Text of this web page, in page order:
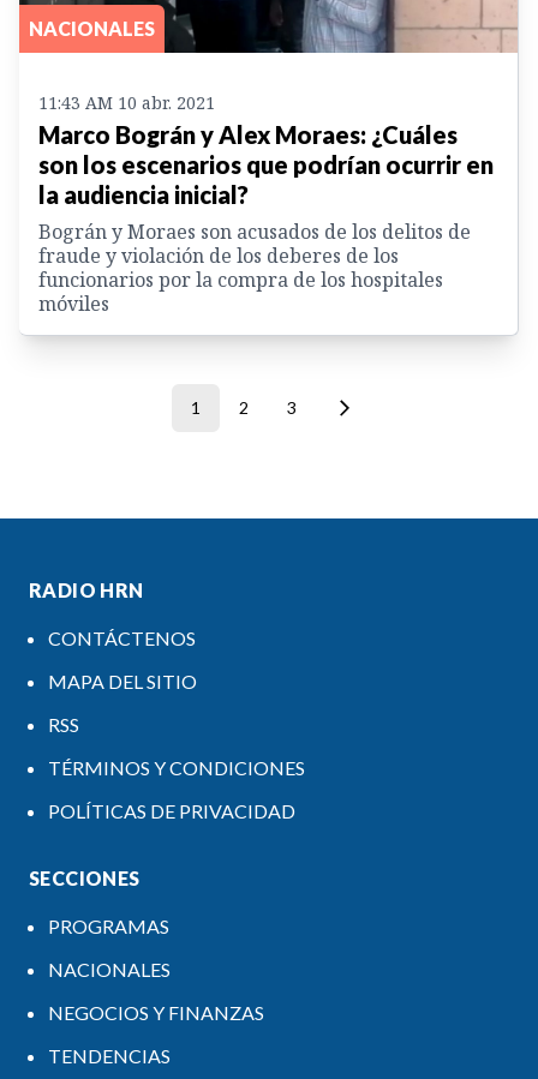
NACIONALES
11:43 AM 10 abr. 2021
Marco Bográn y Alex Moraes: ¿Cuáles
son los escenarios que podrían ocurrir en
la audiencia inicial?
Bográn y Moraes son acusados de los delitos de
fraude y violación de los deberes de los
funcionarios por la compra de los hospitales
móviles
1 2 3
RADIO HRN
CONTÁCTENOS
MAPA DEL SITIO
RSS
TÉRMINOS Y CONDICIONES
POLÍTICAS DE PRIVACIDAD
SECCIONES
PROGRAMAS
NACIONALES
NEGOCIOS Y FINANZAS
TENDENCIAS